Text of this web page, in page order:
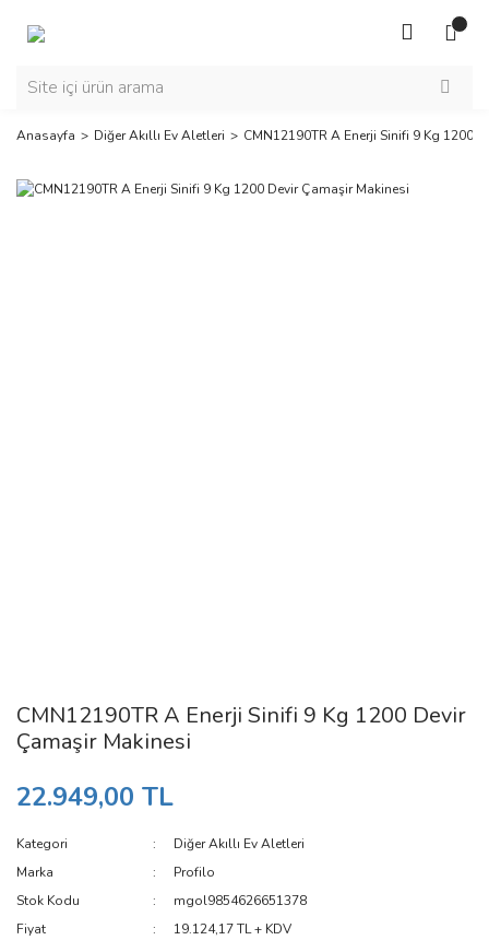
Anasayfa Diğer Akıllı Ev Aletleri CMN12190TR A Enerji Sinifi 9 Kg 1200
CMN12190TR A Enerji Sinifi 9 Kg 1200 Devir
Çamaşir Makinesi
22.949,00 TL
Kategori
Diğer Akıllı Ev Aletleri
Marka
Profilo
Stok Kodu
mgol9854626651378
Fiyat
19.124,17 TL + KDV